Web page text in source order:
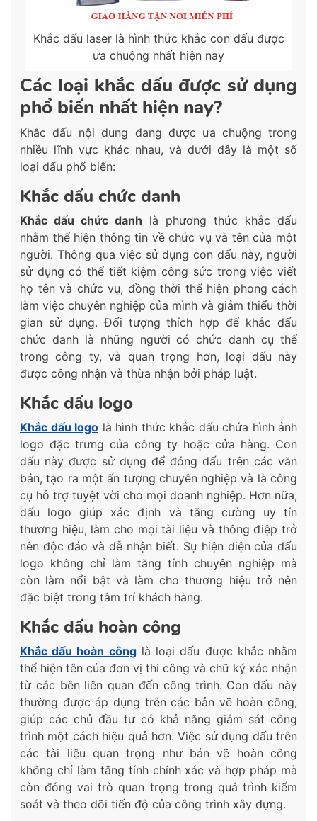
Khắc dấu laser là hình thức khắc con dấu được
ưa chuộng nhất hiện nay
Các loại khắc dấu được sử dụng
phổ biến nhất hiện nay?
Khắc dấu nội dung đang được ưa chuộng trong
nhiều lĩnh vực khác nhau, và dưới đây là một số
loại dấu phổ biến:
Khắc dấu chức danh
Khắc dấu chức danh là phương thức khắc dấu
nhằm thể hiện thông tin về chức vụ và tên của một
người. Thông qua việc sử dụng con dấu này, người
sử dụng có thể tiết kiệm công sức trong việc viết
họ tên và chức vụ, đồng thời thể hiện phong cách
làm việc chuyên nghiệp của mình và giảm thiểu thời
gian sử dụng. Đối tượng thích hợp để khắc dấu
chức danh là những người có chức danh cụ thể
trong công ty, và quan trọng hơn, loại dấu này
được công nhận và thừa nhận bởi pháp luật.
Khắc dấu logo
Khắc dấu logo là hình thức khắc dấu chứa hình ảnh
logo đặc trưng của công ty hoặc cửa hàng. Con
dấu này được sử dụng để đóng dấu trên các văn
bản, tạo ra một ấn tượng chuyên nghiệp và là công
cụ hỗ trợ tuyệt vời cho mọi doanh nghiệp. Hơn nữa,
dấu logo giúp xác định và tăng cường uy tín
thương hiệu, làm cho mọi tài liệu và thông điệp trở
nên độc đáo và dễ nhận biết. Sự hiện diện của dấu
logo không chỉ làm tăng tính chuyên nghiệp mà
còn làm nổi bật và làm cho thương hiệu trở nên
đặc biệt trong tâm trí khách hàng.
Khắc dấu hoàn công
Khắc dấu hoàn cônglà loại dấu được khắc nhằm
thể hiện tên của đơn vị thi công và chữ ký xác nhận
từ các bên liên quan đến công trình. Con dấu này
thường được áp dụng trên các bản vẽ hoàn công,
giúp các chủ đầu tư có khả năng giám sát công
trình một cách hiệu quả hơn. Việc sử dụng dấu trên
các tài liệu quan trọng như bản vẽ hoàn công
không chỉ làm tăng tính chính xác và hợp pháp mà
còn đóng vai trò quan trọng trong quá trình kiểm
soát và theo dõi tiến độ của công trình xây dựng.